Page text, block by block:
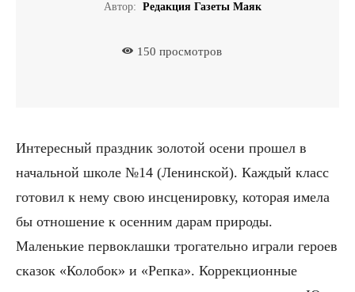
Автор: Редакция Газеты Маяк
150 просмотров
Интересный праздник золотой осени прошел в
начальной школе №14 (Ленинской). Каждый класс
готовил к нему свою инсценировку, которая имела
бы отношение к осенним дарам природы.
Маленькие первоклашки трогательно играли героев
сказок «Колобок» и «Репка». Коррекционные